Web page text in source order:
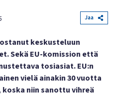
Jaa
keskusteluun
Sekä EU-komission että
tosiasiat. EU:n
vielä ainakin 30 vuotta
niin sanottu vihreä